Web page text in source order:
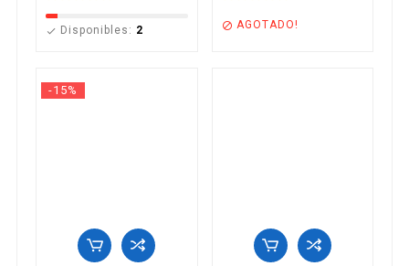
 Disponibles: 2  AGOTADO!
-15%